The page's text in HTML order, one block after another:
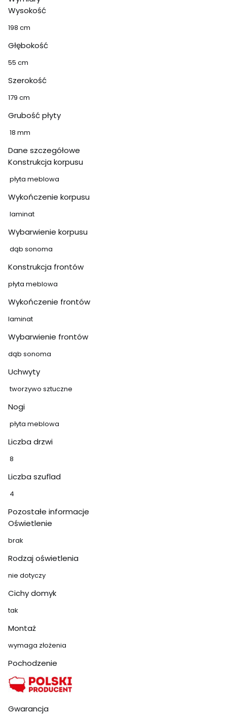
Wysokość
198 cm
Głębokość
55 cm
Szerokość
179 cm
Grubość płyty
18 mm
Dane szczegółowe
Konstrukcja korpusu
płyta meblowa
Wykończenie korpusu
laminat
Wybarwienie korpusu
dąb sonoma
Konstrukcja frontów
płyta meblowa
Wykończenie frontów
laminat
Wybarwienie frontów
dąb sonoma
Uchwyty
tworzywo sztuczne
Nogi
płyta meblowa
Liczba drzwi
8
Liczba szuflad
4
Pozostałe informacje
Oświetlenie
brak
Rodzaj oświetlenia
nie dotyczy
Cichy domyk
tak
Montaż
wymaga złożenia
Pochodzenie
Gwarancja